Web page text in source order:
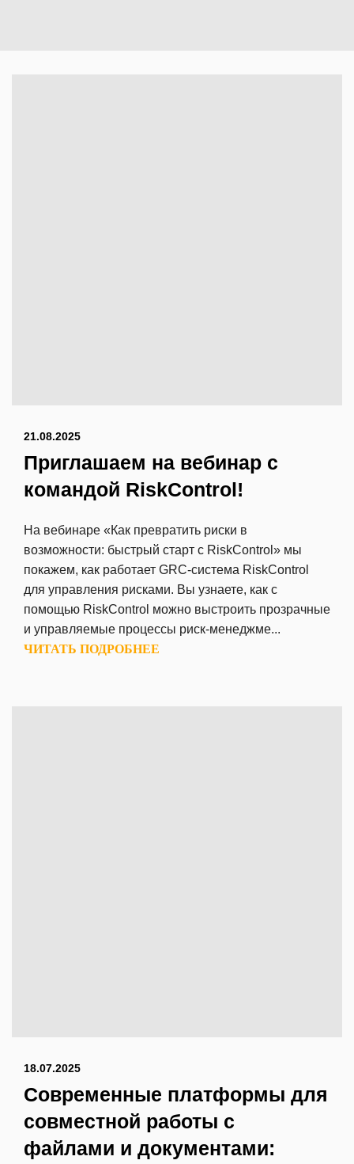
21.08.2025
Приглашаем на вебинар с
командой RiskControl!
На вебинаре «‎Как превратить риски в
возможности: быстрый старт с RiskControl» мы
покажем, как работает GRC-система RiskControl
для управления рисками. Вы узнаете, как с
помощью RiskControl можно выстроить прозрачные
и управляемые процессы риск-менеджме...
ЧИТАТЬ ПОДРОБНЕЕ
18.07.2025
Современные платформы для
совместной работы с
файлами и документами: